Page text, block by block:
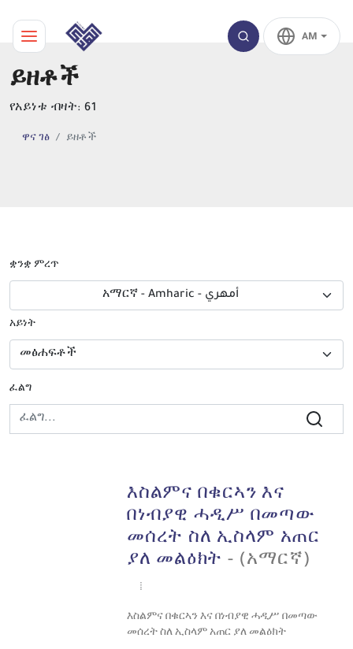
AM
ይዘቶች
የአይነቱ ብዛት: 61
ዋና ገፅ ይዘቶች
ቋንቋ ምረጥ
አማርኛ - Amharic - أمهري
አይነት
ፈልግ
እስልምና በቁርኣን እና
በነብያዊ ሓዲሥ በመጣው
መሰረት ስለ ኢስላም አጠር
ያለ መልዕክት - (አማርኛ)
እስልምና በቁርኣን እና በነብያዊ ሓዲሥ በመጣው
መሰረት ስለ ኢስላም አጠር ያለ መልዕክት